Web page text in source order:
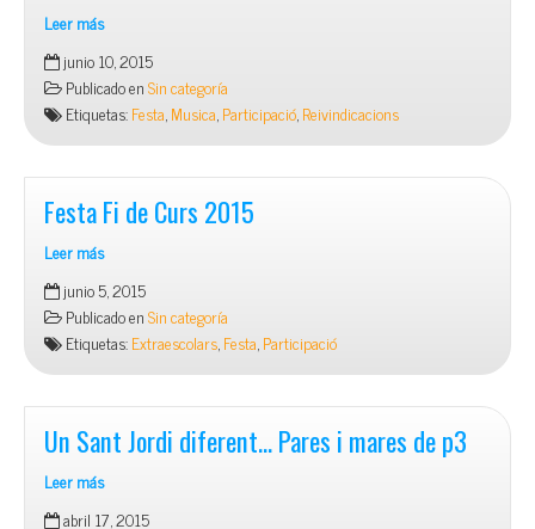
Leer más
Festa
FAPAC
junio 10, 2015
Publicado enSin categoría
Etiquetas:Festa,Musica,Participació,Reivindicacions
Festa Fi de Curs 2015
Leer más
Festa
Fi
de
Curs
2015
junio 5, 2015
Publicado enSin categoría
Etiquetas:Extraescolars,Festa,Participació
Un Sant Jordi diferent… Pares i mares de p3
Leer más
Un abril 17, 2015